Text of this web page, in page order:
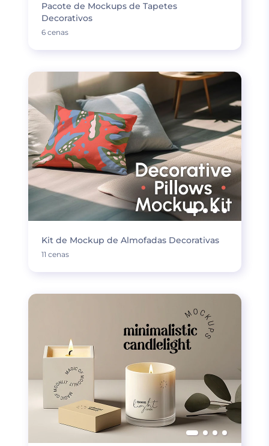
Pacote de Mockups de Tapetes
Decorativos
6 cenas
Kit de Mockup de Almofadas Decorativas
11 cenas